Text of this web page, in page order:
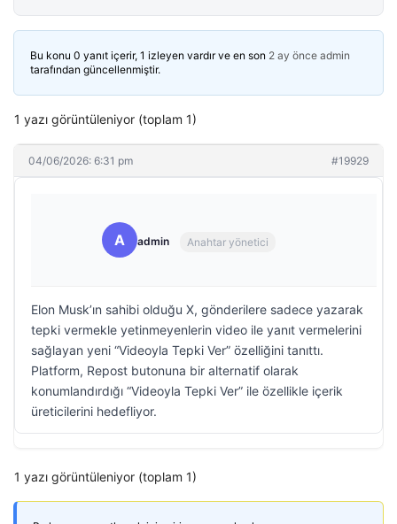
Bu konu 0 yanıt içerir, 1 izleyen vardır ve en son 2 ay önce admin
tarafından güncellenmiştir.
1 yazı görüntüleniyor (toplam 1)
04/06/2026: 6:31 pm #19929
A admin Anahtar yönetici
Elon Musk’ın sahibi olduğu X, gönderilere sadece yazarak
tepki vermekle yetinmeyenlerin video ile yanıt vermelerini
sağlayan yeni “Videoyla Tepki Ver” özelliğini tanıttı.
Platform, Repost butonuna bir alternatif olarak
konumlandırdığı “Videoyla Tepki Ver” ile özellikle içerik
üreticilerini hedefliyor.
1 yazı görüntüleniyor (toplam 1)